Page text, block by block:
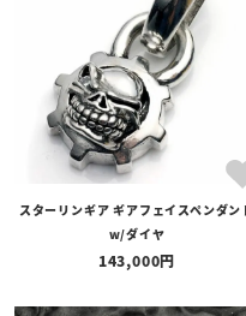
スターリンギア ギアフェイスペンダン
w/ダイヤ
143,000